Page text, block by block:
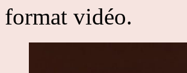
format vidéo.